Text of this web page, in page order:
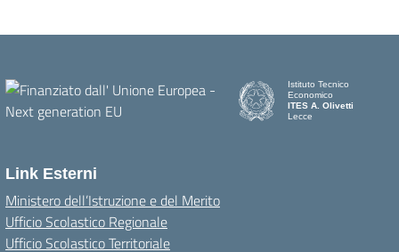
Istituto Tecnico
Economico
ITES A. Olivetti
Lecce
Link Esterni
Ministero dell’Istruzione e del Merito
Ufficio Scolastico Regionale
Ufficio Scolastico Territoriale